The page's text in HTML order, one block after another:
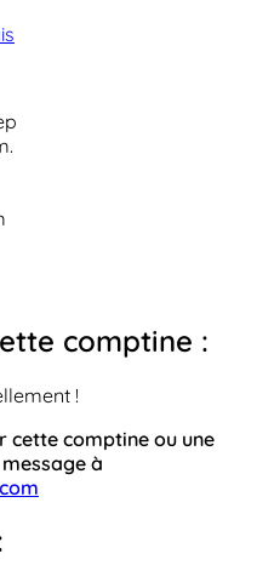
comptine :
!
cette comptine ou une
à